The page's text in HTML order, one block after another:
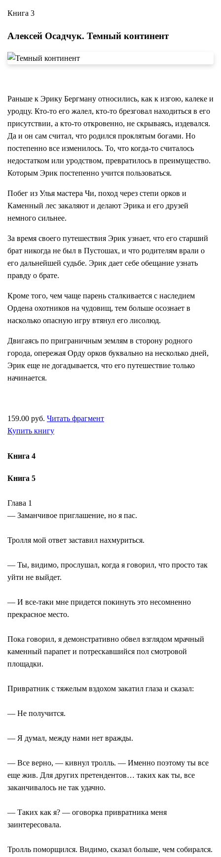
Книга 3
Алексей Осадчук. Темный континент
Раньше к Эрику Бергману относились, как к изгою, калеке и
уродцу. Кто-то его жалел, кто-то брезговал находиться в его
присутствии, а кто-то откровенно, не скрываясь, издевался.
Да и он сам считал, что родился проклятым богами. Но
постепенно все изменилось. То, что когда-то считалось
недостатком или уродством, превратилось в преимущество.
Которым Эрик постепенно учится пользоваться.
Побег из Улья мастера Чи, поход через степи орков и
Каменный лес закаляют и делают Эрика и его друзей
немного сильнее.
За время своего путешествия Эрик узнает, что его старший
брат никогда не был в Пустошах, и что родителям врали о
его дальнейшей судьбе. Эрик дает себе обещание узнать
правду о брате.
Кроме того, чем чаще парень сталкивается с наследием
Ордена охотников на чудовищ, тем больше осознает в
насколько опасную игру втянул его лисолюд.
Двигаясь по приграничным землям в сторону родного
города, опережая Орду орков буквально на несколько дней,
Эрик еще не догадывается, что его путешествие только
начинается.
159.00 руб. Читать фрагмент
Купить книгу
Книга 4
Книга 5
Глава 1
― Заманчивое приглашение, но я пас.
Тролля мой ответ заставил нахмуриться.
― Ты, видимо, прослушал, когда я говорил, что просто так
уйти не выйдет.
― И все-таки мне придется покинуть это несомненно
прекрасное место.
Пока говорил, я демонстративно обвел взглядом мрачный
каменный парапет и потрескавшийся пол смотровой
площадки.
Привратник с тяжелым вздохом закатил глаза и сказал:
― Не получится.
― Я думал, между нами нет вражды.
― Все верно, ― кивнул тролль. ― Именно поэтому ты все
еще жив. Для других претендентов… таких как ты, все
заканчивалось не так удачно.
― Таких как я? ― оговорка привратника меня
заинтересовала.
Тролль поморщился. Видимо, сказал больше, чем собирался.